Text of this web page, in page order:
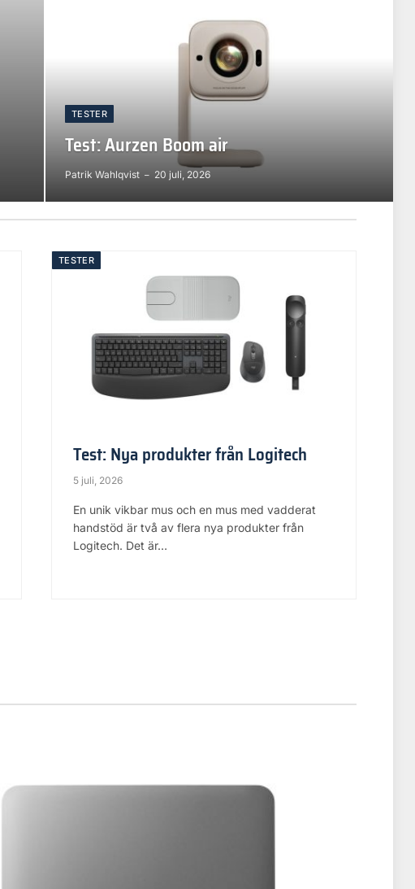
TESTER
Test: Aurzen Boom air
Patrik Wahlqvist 20 juli, 2026
TESTER
Test: Nya produkter från Logitech
5 juli, 2026
En unik vikbar mus och en mus med vadderat
handstöd är två av flera nya produkter från
Logitech. Det är…